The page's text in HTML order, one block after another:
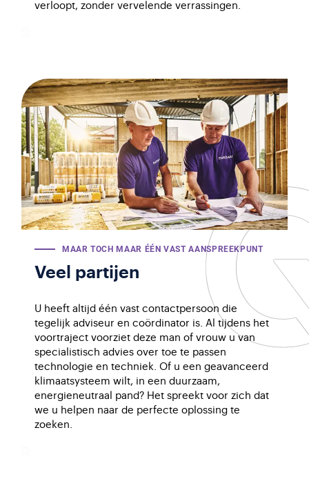
verloopt, zonder vervelende verrassingen.
MAAR TOCH MAAR ÉÉN VAST AANSPREEKPUNT
Veel partijen
U heeft altijd één vast contactpersoon die
tegelijk adviseur en coördinator is. Al tijdens het
voortraject voorziet deze man of vrouw u van
specialistisch advies over toe te passen
technologie en techniek. Of u een geavanceerd
klimaatsysteem wilt, in een duurzaam,
energieneutraal pand? Het spreekt voor zich dat
we u helpen naar de perfecte oplossing te
zoeken.